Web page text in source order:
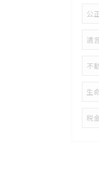
公
遺
不
生
税